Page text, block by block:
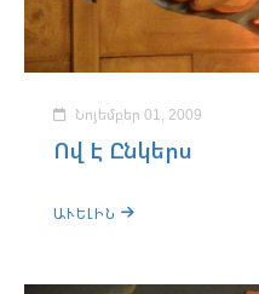
Նոյեմբեր 01, 2009
Ով Է Ընկերս
ԱՒԵԼԻՆ